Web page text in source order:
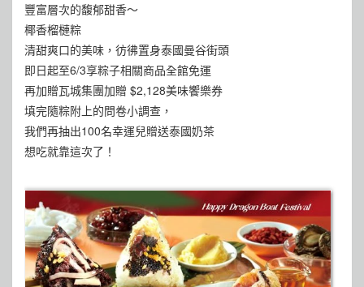
豐富層次的馥郁甜香～
椰香榴槤粽
清甜爽口的美味，彷彿置身泰國曼谷街頭
即日起至6/3享粽子相關商品全館免運
再加贈瓦城集團加贈 $2,128美味饗樂券
填完隨粽附上的問卷小調查，
我們再抽出100名幸運兒贈送泰國奶茶
想吃就靠這次了！